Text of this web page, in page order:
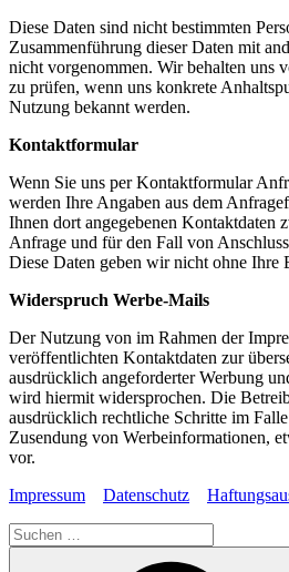
Diese Daten sind nicht bestimmten
Zusammenführung dieser Daten mit
nicht vorgenommen. Wir behalten uns
zu prüfen, wenn uns konkrete
Nutzung bekannt werden.
Kontaktformular
Wenn Sie uns per Kontaktformular
werden Ihre Angaben aus dem
Ihnen dort angegebenen Kontaktdaten
Anfrage und für den Fall von
Diese Daten geben wir nicht ohne Ihre
Widerspruch Werbe-Mails
Der Nutzung von im Rahmen der
veröffentlichten Kontaktdaten zur
ausdrücklich angeforderter Werbung
wird hiermit widersprochen. Die
ausdrücklich rechtliche Schritte im
Zusendung von Werbeinformationen,
vor.
Impressum
Datenschutz
Suche
nach: